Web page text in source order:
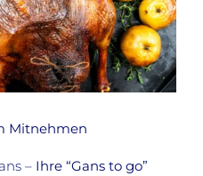
Mitnehmen
– Ihre “Gans to go”